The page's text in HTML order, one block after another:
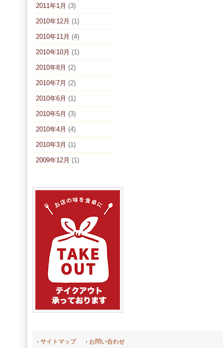
2011年1月 (3)
2010年12月 (1)
2010年11月 (4)
2010年10月 (1)
2010年8月 (2)
2010年7月 (2)
2010年6月 (1)
2010年5月 (3)
2010年4月 (4)
2010年3月 (1)
2009年12月 (1)
サイトマップ お問い合わせ